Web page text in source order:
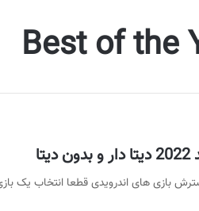
گسترش بازی های اندرویدی قطعا انتخاب یک